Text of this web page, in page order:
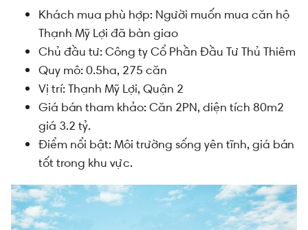
Khách mua phù hợp: Người muốn mua căn hộ
Thạnh Mỹ Lợi đã bàn giao
Chủ đầu tư: Công ty Cổ Phần Đầu Tư Thủ Thiêm
Quy mô: 0.5ha, 275 căn
Vị trí: Thạnh Mỹ Lợi, Quận 2
Giá bán tham khảo: Căn 2PN, diện tích 80m2
giá 3.2 tỷ.
Điểm nổi bật: Môi trường sống yên tĩnh, giá bán
tốt trong khu vực.